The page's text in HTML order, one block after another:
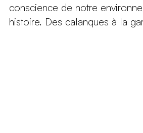
conscience de notre
histoire. Des calanques à la